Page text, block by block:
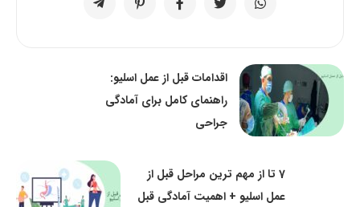
اقدامات قبل از عمل اسلیو:
راهنمای کامل برای آمادگی
جراحی
7 تا از مهم ترین مراحل قبل از
عمل اسلیو + اهمیت آمادگی قبل